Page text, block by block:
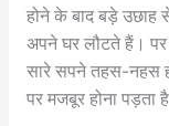
होने के बाद बड़े उछाह
अपने घर लौटते हैं।
सारे सपने तहस-नहस
पर मजबूर होना पड़ता